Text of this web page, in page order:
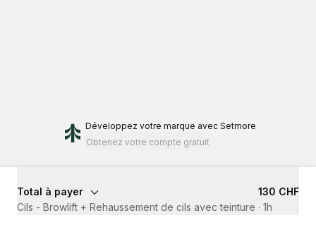
Développez votre marque avec Setmore
Obtenez votre compte gratuit
Total à payer
130 CHF
Cils - Browlift + Rehaussement de cils avec teinture · 1h